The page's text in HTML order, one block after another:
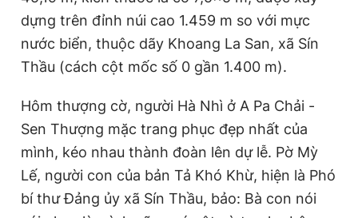
dựng trên đỉnh núi cao 1.459 m so với mực
nước biển, thuộc dãy Khoang La San, xã Sín
Thầu (cách cột mốc số 0 gần 1.400 m).
Hôm thượng cờ, người Hà Nhì ở A Pa Chải -
Sen Thượng mặc trang phục đẹp nhất của
mình, kéo nhau thành đoàn lên dự lễ. Pờ Mỳ
Lế, người con của bản Tả Khó Khừ, hiện là Phó
bí thư Đảng ủy xã Sín Thầu, bảo: Bà con nói